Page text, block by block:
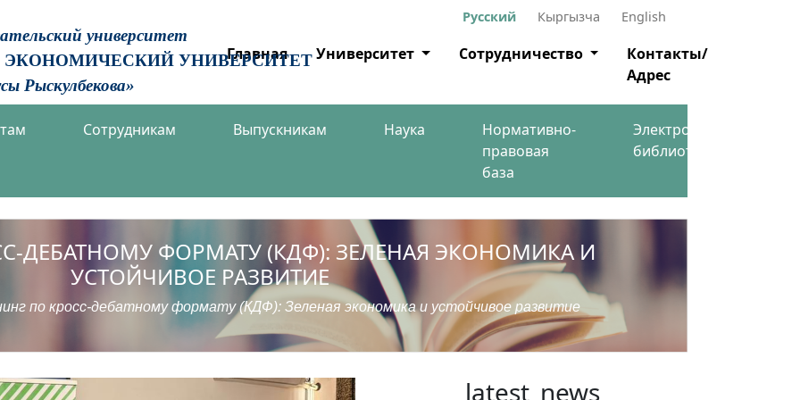
Русский Кыргызча English
университет
ЭКОНОМИЧЕСКИЙ УНИВЕРСИТЕТ
Рыскулбекова»
Главная Университет Сотрудничество
Контакты/
Адрес
Сотрудникам Выпускникам Наука
Нормативно-
правовая
база
Электронная
библиотека
ДЕБАТНОМУ ФОРМАТУ (КДФ): ЗЕЛЕНАЯ ЭКОНОМИКА И
УСТОЙЧИВОЕ РАЗВИТИЕ
по кросс-дебатному формату (КДФ): Зеленая экономика и устойчивое развитие
latest_news